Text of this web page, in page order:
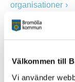
Välkommen till
Vi använder
organisationer
Regler och
Riktlinjer för